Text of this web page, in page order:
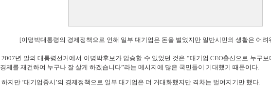
[이명박대통령의 경제정책으로 인해 일부 대기업은 돈을 벌었지만 일반시민의 생활은 어려
2007년 말의 대통령선거에서 이명박후보가 압승할 수 있었던 것은 “대기업 CEO출신으로 누구
경제를 재건하여 누구나 잘 살게 하겠습니다”라는 메시지에 많은 국민들이 기대했기 때문이다.
하지만 ‘대기업중시’의 경제정책으로 일부 대기업은 더 거대화했지만 격차는 벌어지기만 했다.